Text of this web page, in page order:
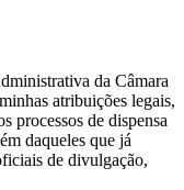
da Câmara
atribuições legais,
processos de dispensa
daqueles que já
de divulgação,